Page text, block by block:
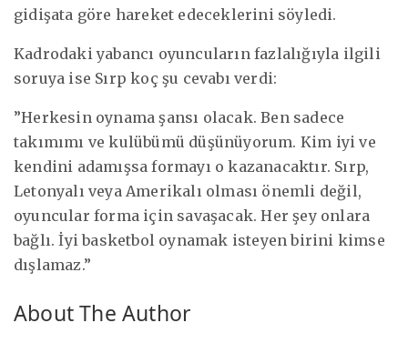
gidişata göre hareket edeceklerini söyledi.
Kadrodaki yabancı oyuncuların fazlalığıyla ilgili
soruya ise Sırp koç şu cevabı verdi:
”Herkesin oynama şansı olacak. Ben sadece
takımımı ve kulübümü düşünüyorum. Kim iyi ve
kendini adamışsa formayı o kazanacaktır. Sırp,
Letonyalı veya Amerikalı olması önemli değil,
oyuncular forma için savaşacak. Her şey onlara
bağlı. İyi basketbol oynamak isteyen birini kimse
dışlamaz.”
About The Author